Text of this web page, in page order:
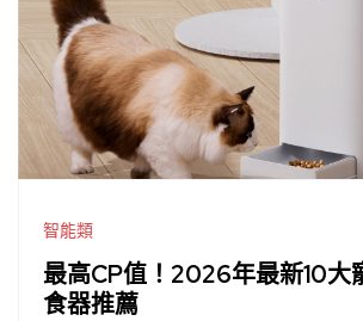
智能類
最高CP值！2026年最新10大
食器推薦